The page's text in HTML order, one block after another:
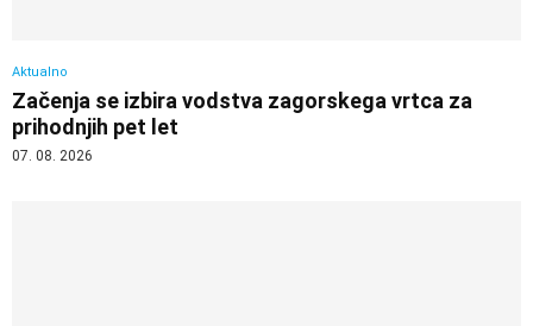
Aktualno
Začenja se izbira vodstva zagorskega vrtca za
prihodnjih pet let
07. 08. 2026